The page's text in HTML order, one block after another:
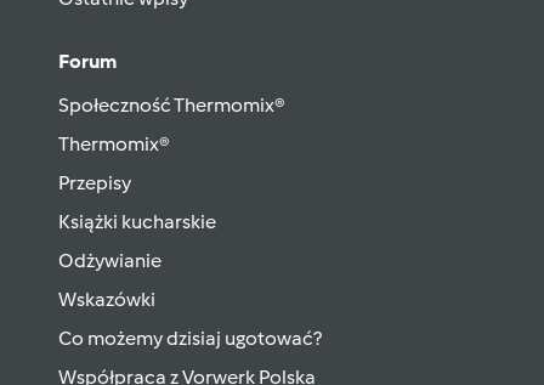
Forum
Społeczność Thermomix®
Thermomix®
Przepisy
Książki kucharskie
Odżywianie
Wskazówki
Co możemy dzisiaj ugotować?
Współpraca z Vorwerk Polska